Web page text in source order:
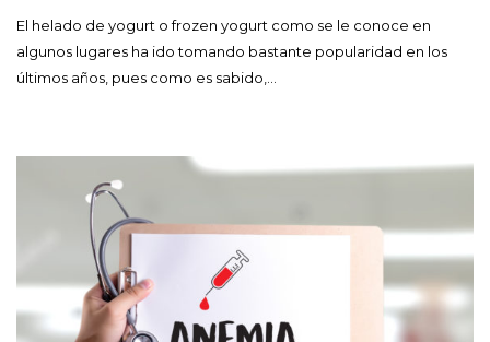
El helado de yogurt o frozen yogurt como se le conoce en
algunos lugares ha ido tomando bastante popularidad en los
últimos años, pues como es sabido,…